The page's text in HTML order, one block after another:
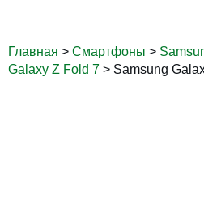
Главная > Смартфоны >
Galaxy Z Fold 7 > Samsung